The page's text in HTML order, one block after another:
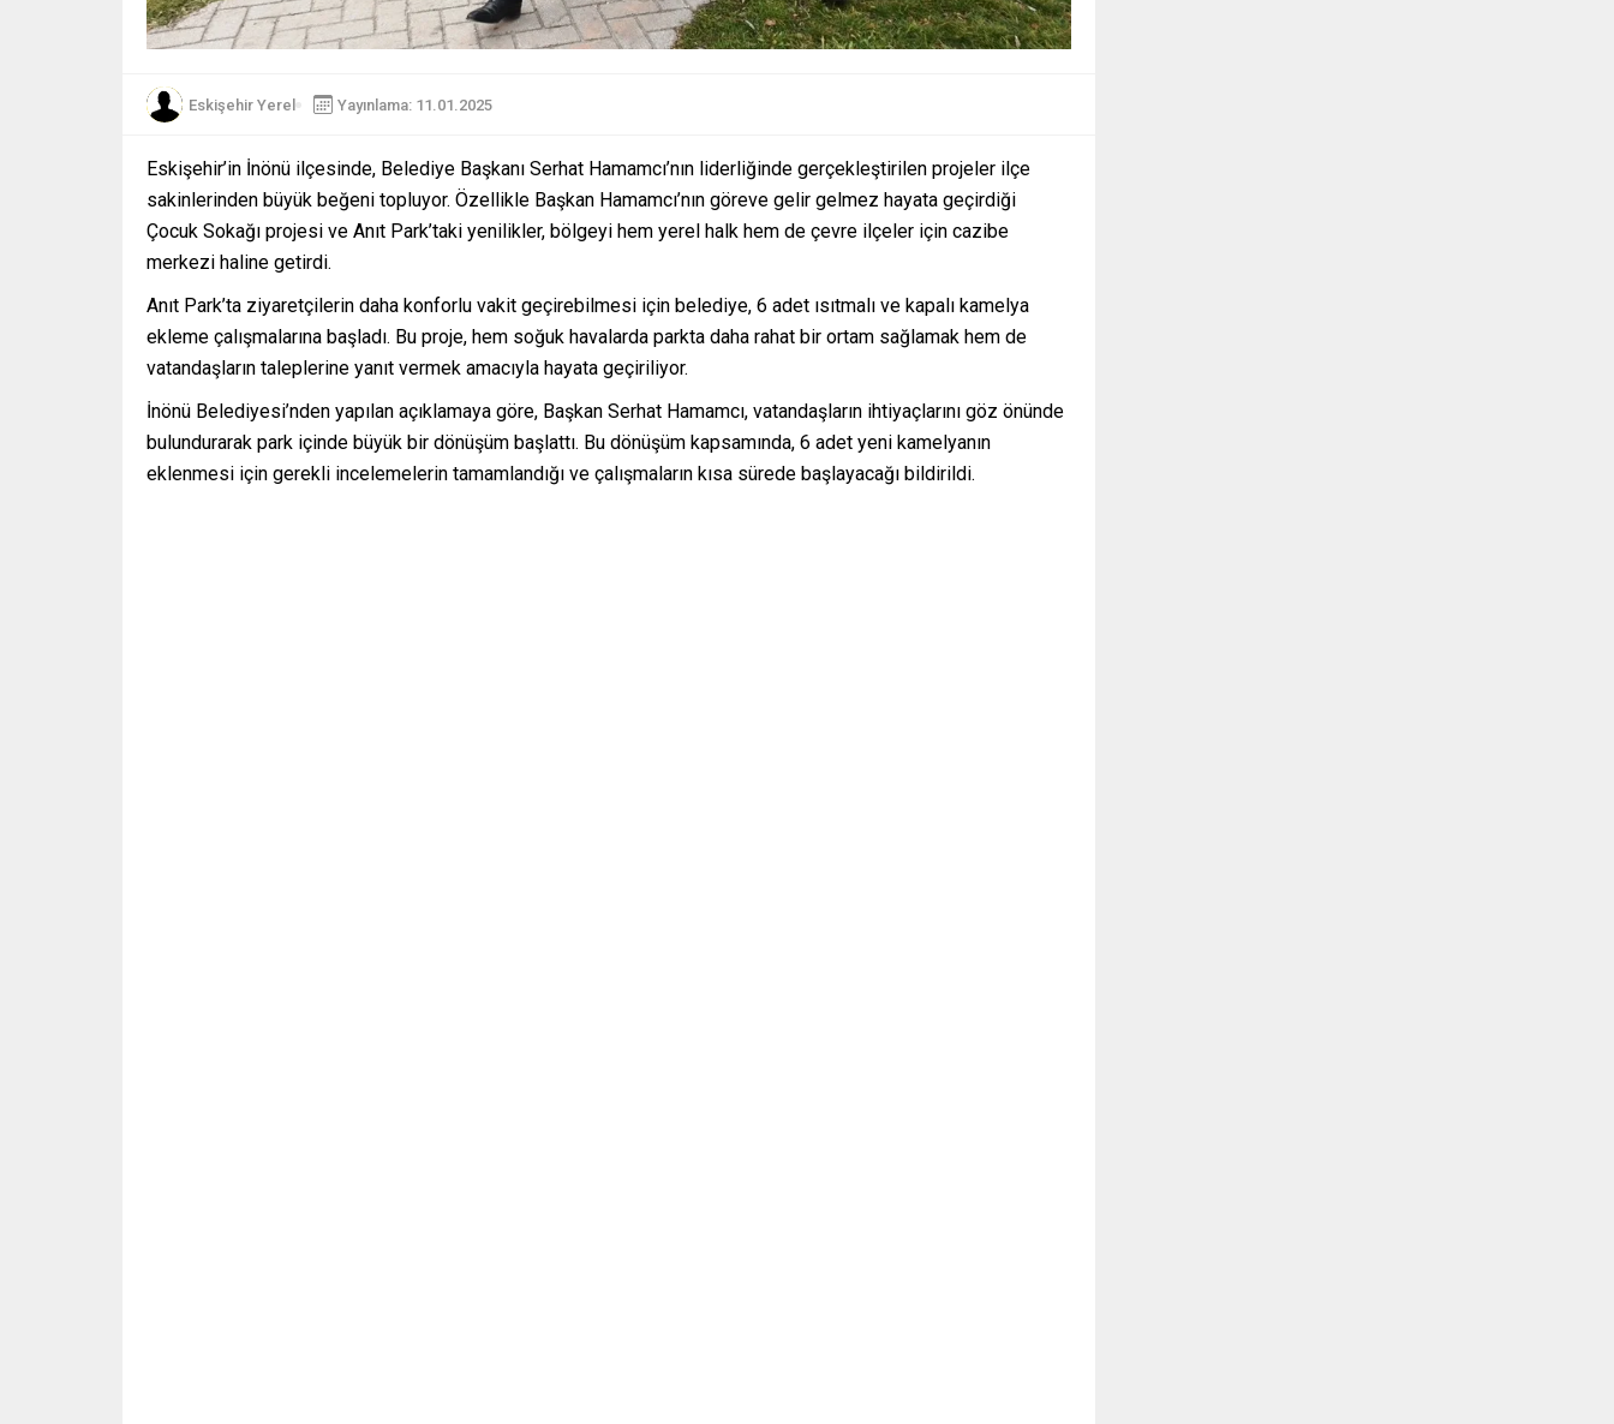
Eskişehir Yerel Yayınlama: 11.01.2025
Eskişehir’in İnönü ilçesinde, Belediye Başkanı Serhat Hamamcı’nın liderliğinde gerçekleştirilen projeler ilçe
sakinlerinden büyük beğeni topluyor. Özellikle Başkan Hamamcı’nın göreve gelir gelmez hayata geçirdiği
Çocuk Sokağı projesi ve Anıt Park’taki yenilikler, bölgeyi hem yerel halk hem de çevre ilçeler için cazibe
merkezi haline getirdi.
Anıt Park’ta ziyaretçilerin daha konforlu vakit geçirebilmesi için belediye, 6 adet ısıtmalı ve kapalı kamelya
ekleme çalışmalarına başladı. Bu proje, hem soğuk havalarda parkta daha rahat bir ortam sağlamak hem de
vatandaşların taleplerine yanıt vermek amacıyla hayata geçiriliyor.
İnönü Belediyesi’nden yapılan açıklamaya göre, Başkan Serhat Hamamcı, vatandaşların ihtiyaçlarını göz önünde
bulundurarak park içinde büyük bir dönüşüm başlattı. Bu dönüşüm kapsamında, 6 adet yeni kamelyanın
eklenmesi için gerekli incelemelerin tamamlandığı ve çalışmaların kısa sürede başlayacağı bildirildi.